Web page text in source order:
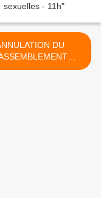
DU
toutes les femmes